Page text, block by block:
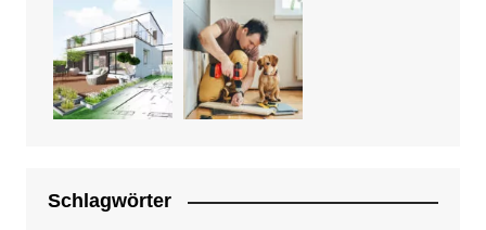
Schlagwörter